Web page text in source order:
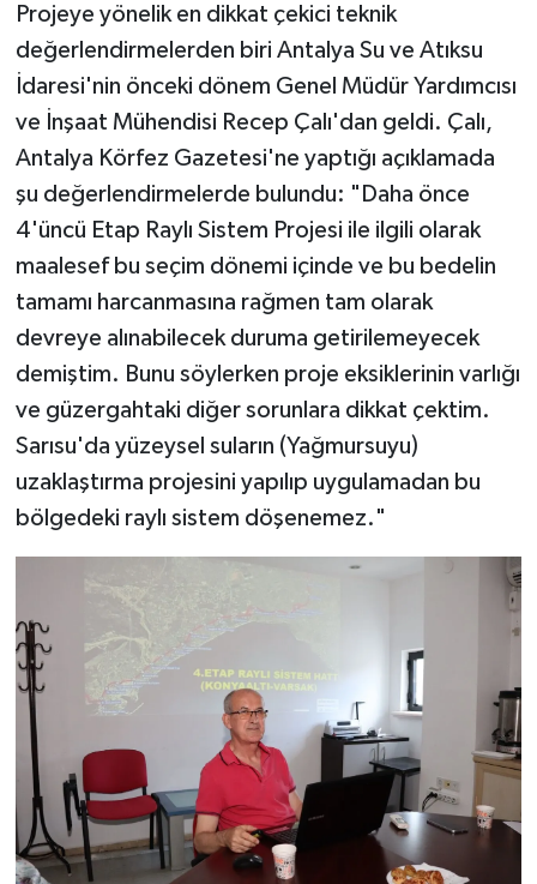
Projeye yönelik en dikkat çekici teknik
değerlendirmelerden biri Antalya Su ve Atıksu
İdaresi'nin önceki dönem Genel Müdür Yardımcısı
ve İnşaat Mühendisi Recep Çalı'dan geldi. Çalı,
Antalya Körfez Gazetesi'ne yaptığı açıklamada
şu değerlendirmelerde bulundu: "Daha önce
4'üncü Etap Raylı Sistem Projesi ile ilgili olarak
maalesef bu seçim dönemi içinde ve bu bedelin
tamamı harcanmasına rağmen tam olarak
devreye alınabilecek duruma getirilemeyecek
demiştim. Bunu söylerken proje eksiklerinin varlığı
ve güzergahtaki diğer sorunlara dikkat çektim.
Sarısu'da yüzeysel suların (Yağmursuyu)
uzaklaştırma projesini yapılıp uygulamadan bu
bölgedeki raylı sistem döşenemez."